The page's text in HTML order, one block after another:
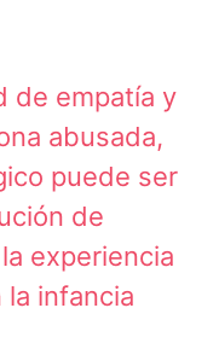
de empatía y
abusada,
puede ser
de
experiencia
infancia